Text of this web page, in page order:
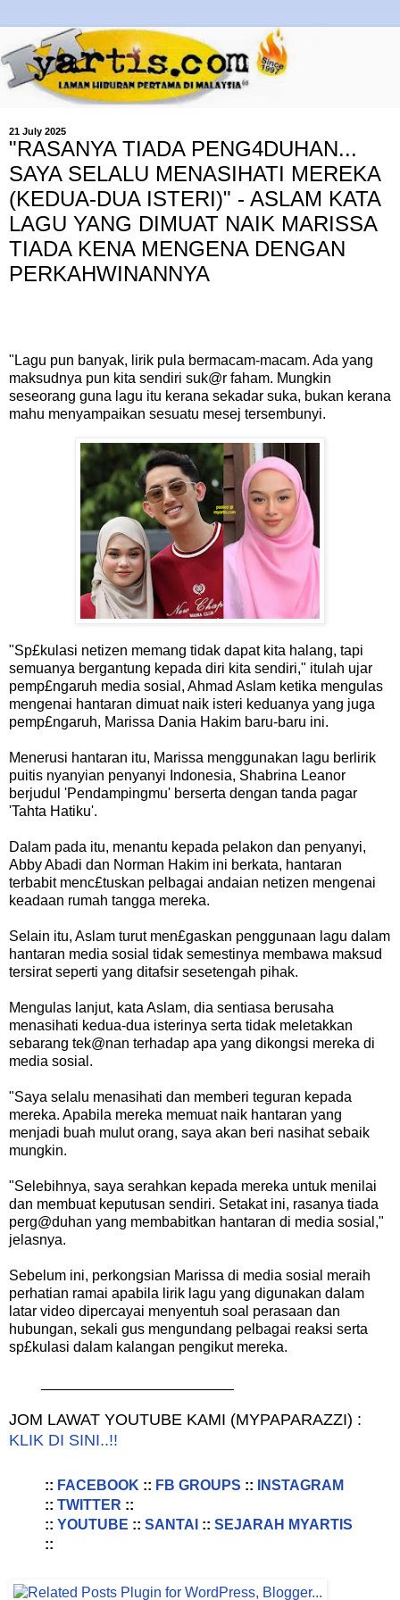
21 July 2025
"RASANYA TIADA PENG4DUHAN...
SAYA SELALU MENASIHATI MEREKA
(KEDUA-DUA ISTERI)" - ASLAM KATA
LAGU YANG DIMUAT NAIK MARISSA
TIADA KENA MENGENA DENGAN
PERKAHWINANNYA
"Lagu pun banyak, lirik pula bermacam-macam. Ada yang
maksudnya pun kita sendiri suk@r faham. Mungkin
seseorang guna lagu itu kerana sekadar suka, bukan kerana
mahu menyampaikan sesuatu mesej tersembunyi.
"Sp£kulasi netizen memang tidak dapat kita halang, tapi
semuanya bergantung kepada diri kita sendiri," itulah ujar
pemp£ngaruh media sosial, Ahmad Aslam ketika mengulas
mengenai hantaran dimuat naik isteri keduanya yang juga
pemp£ngaruh, Marissa Dania Hakim baru-baru ini.
Menerusi hantaran itu, Marissa menggunakan lagu berlirik
puitis nyanyian penyanyi Indonesia, Shabrina Leanor
berjudul 'Pendampingmu' berserta dengan tanda pagar
'Tahta Hatiku'.
Dalam pada itu, menantu kepada pelakon dan penyanyi,
Abby Abadi dan Norman Hakim ini berkata, hantaran
terbabit menc£tuskan pelbagai andaian netizen mengenai
keadaan rumah tangga mereka.
Selain itu, Aslam turut men£gaskan penggunaan lagu dalam
hantaran media sosial tidak semestinya membawa maksud
tersirat seperti yang ditafsir sesetengah pihak.
Mengulas lanjut, kata Aslam, dia sentiasa berusaha
menasihati kedua-dua isterinya serta tidak meletakkan
sebarang tek@nan terhadap apa yang dikongsi mereka di
media sosial.
"Saya selalu menasihati dan memberi teguran kepada
mereka. Apabila mereka memuat naik hantaran yang
menjadi buah mulut orang, saya akan beri nasihat sebaik
mungkin.
"Selebihnya, saya serahkan kepada mereka untuk menilai
dan membuat keputusan sendiri. Setakat ini, rasanya tiada
perg@duhan yang membabitkan hantaran di media sosial,"
jelasnya.
Sebelum ini, perkongsian Marissa di media sosial meraih
perhatian ramai apabila lirik lagu yang digunakan dalam
latar video dipercayai menyentuh soal perasaan dan
hubungan, sekali gus mengundang pelbagai reaksi serta
sp£kulasi dalam kalangan pengikut mereka.
JOM LAWAT YOUTUBE KAMI (MYPAPARAZZI) :
KLIK DI SINI..!!
:: FACEBOOK :: FB GROUPS ::
INSTAGRAM
:: TWITTER ::
:: YOUTUBE :: SANTAI :: SEJARAH MYARTIS
::